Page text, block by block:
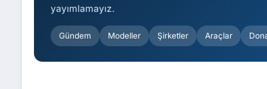
yayımlamayız.
Gündem Modeller Şirketler Araçlar